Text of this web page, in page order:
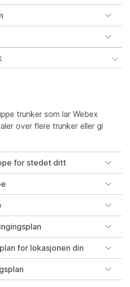
trunker som lar Webex
over flere trunker eller gi
for stedet ditt
for lokasjonen din